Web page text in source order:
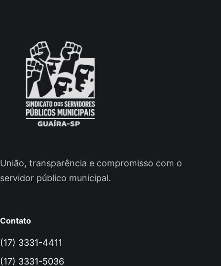
União, transparência e compromisso com o
servidor público municipal.
Contato
(17) 3331-4411
(17) 3331-5036